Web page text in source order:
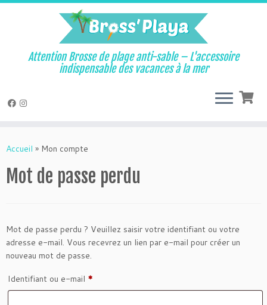
au
Attention Brosse de plage anti-sable – L'accessoire
indispensable des vacances à la mer
Accueil » Mon compte
Mot de passe perdu
Mot de passe perdu ? Veuillez saisir votre identifiant ou votre
adresse e-mail. Vous recevrez un lien par e-mail pour créer un
nouveau mot de passe.
Identifiant ou e-mail *